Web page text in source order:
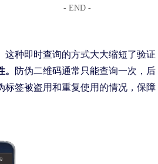
这种即时查询的方式大大缩短了验证
防伪二维码通常只能查询一次，后
标签被盗用和重复使用的情况，保障
- END -